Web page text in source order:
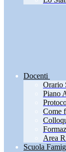
Docenti
Orario
Piano
Come
Area
Scuola